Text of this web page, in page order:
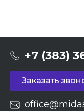
+7 (383)
Заказать